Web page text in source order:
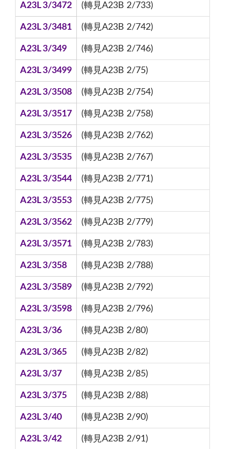
A23L 3/3472 (轉見A23B 2/733)
A23L 3/3481 (轉見A23B 2/742)
A23L 3/349 (轉見A23B 2/746)
A23L 3/3499 (轉見A23B 2/75)
A23L 3/3508 (轉見A23B 2/754)
A23L 3/3517 (轉見A23B 2/758)
A23L 3/3526 (轉見A23B 2/762)
A23L 3/3535 (轉見A23B 2/767)
A23L 3/3544 (轉見A23B 2/771)
A23L 3/3553 (轉見A23B 2/775)
A23L 3/3562 (轉見A23B 2/779)
A23L 3/3571 (轉見A23B 2/783)
A23L 3/358 (轉見A23B 2/788)
A23L 3/3589 (轉見A23B 2/792)
A23L 3/3598 (轉見A23B 2/796)
A23L 3/36 (轉見A23B 2/80)
A23L 3/365 (轉見A23B 2/82)
A23L 3/37 (轉見A23B 2/85)
A23L 3/375 (轉見A23B 2/88)
A23L 3/40 (轉見A23B 2/90)
A23L 3/42 (轉見A23B 2/91)